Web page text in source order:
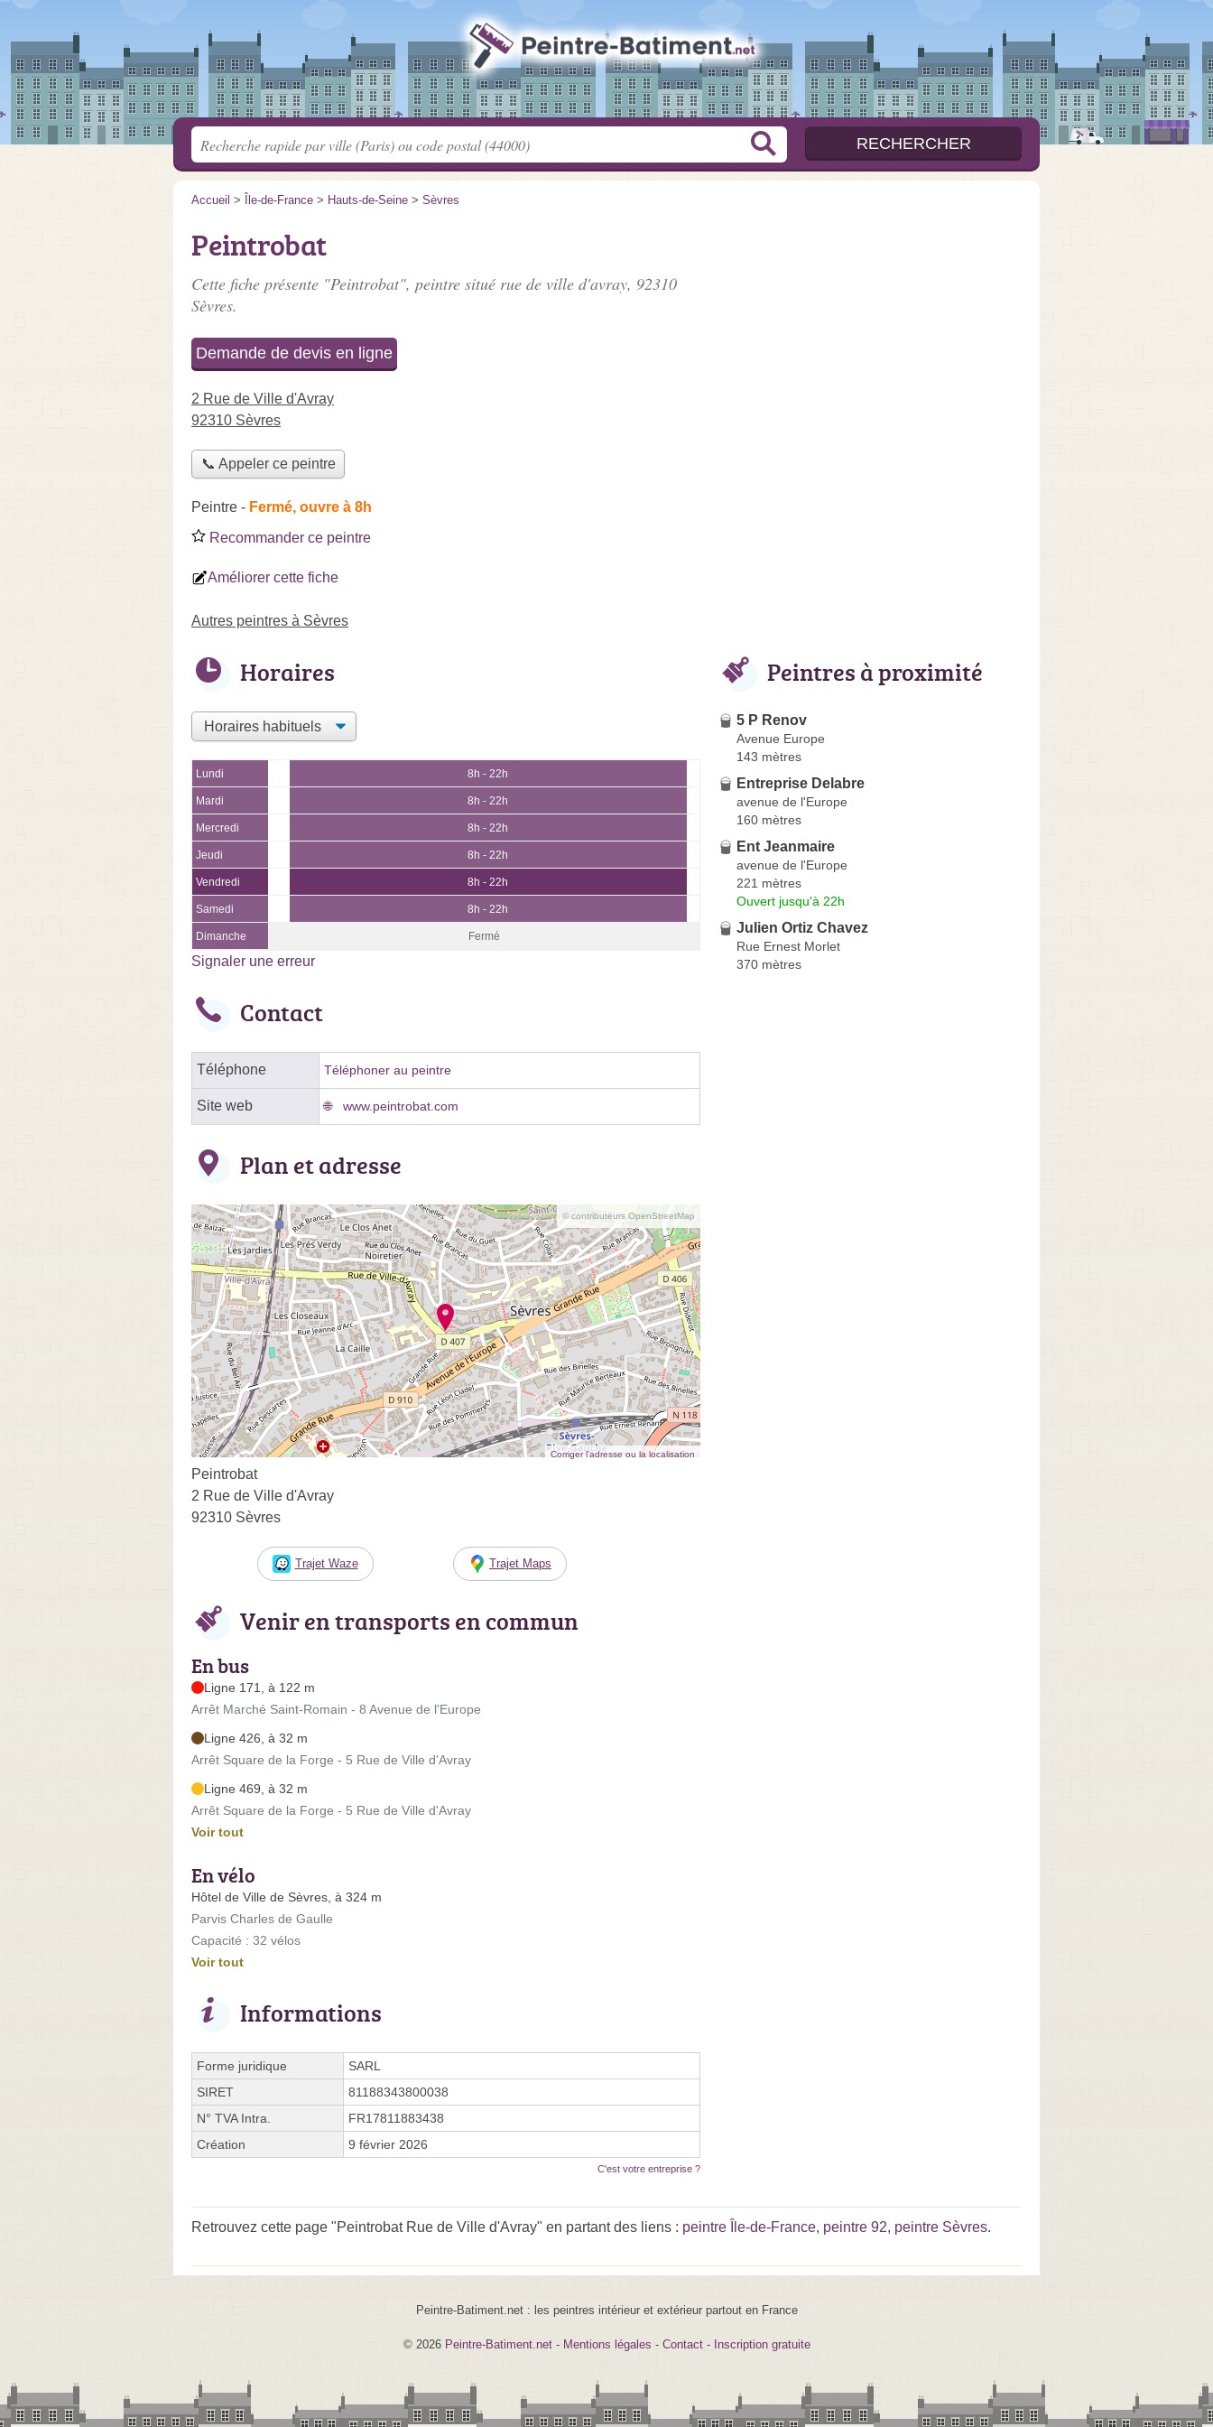
Accueil > Île-de-France > Hauts-de-Seine > Sèvres
Peintrobat
Cette fiche présente "Peintrobat", peintre situé rue de ville d'avray, 92310
Sèvres.
Demande de devis en ligne
2 Rue de Ville d'Avray
92310 Sèvres
📞 Appeler ce peintre
Peintre - Fermé, ouvre à 8h
Recommander ce peintre
Améliorer cette fiche
Autres peintres à Sèvres
Horaires
Lundi 8h - 22h
Mardi 8h - 22h
Mercredi 8h - 22h
Jeudi 8h - 22h
Vendredi 8h - 22h
Samedi 8h - 22h
Dimanche Fermé
Signaler une erreur
Contact
Téléphone Téléphoner au peintre
Site web www.peintrobat.com
Plan et adresse
© contributeurs OpenStreetMap
Corriger l’adresse ou la localisation
Peintrobat
2 Rue de Ville d'Avray
92310 Sèvres
Trajet Waze Trajet Maps
Venir en transports en commun
En bus
Ligne 171, à 122 m
Arrêt Marché Saint-Romain - 8 Avenue de l'Europe
Ligne 426, à 32 m
Arrêt Square de la Forge - 5 Rue de Ville d'Avray
Ligne 469, à 32 m
Arrêt Square de la Forge - 5 Rue de Ville d'Avray
Voir tout
En vélo
Hôtel de Ville de Sèvres, à 324 m
Parvis Charles de Gaulle
Capacité : 32 vélos
Voir tout
Informations
Forme juridique
SARL
SIRET
81188343800038
N° TVA Intra.
FR17811883438
Création
9 février 2026
C'est votre entreprise ?
Peintres à proximité
5 P Renov
Avenue Europe
143 mètres
Entreprise Delabre
avenue de l'Europe
160 mètres
Ent Jeanmaire
avenue de l'Europe
221 mètres
Ouvert jusqu'à 22h
Julien Ortiz Chavez
Rue Ernest Morlet
370 mètres
Retrouvez cette page "Peintrobat Rue de Ville d'Avray" en partant des liens : peintre Île-de-France, peintre 92, peintre Sèvres.
Peintre-Batiment.net : les peintres intérieur et extérieur partout en France
© 2026 Peintre-Batiment.net - Mentions légales - Contact- Inscription gratuite